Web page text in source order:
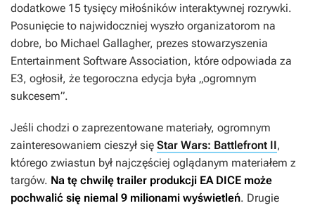
dodatkowe 15 tysięcy miłośników interaktywnej rozrywki.
Posunięcie to najwidoczniej wyszło organizatorom na
dobre, bo Michael Gallagher, prezes stowarzyszenia
Entertainment Software Association, które odpowiada za
E3, ogłosił, że tegoroczna edycja była „ogromnym
sukcesem”.
Jeśli chodzi o zaprezentowane materiały, ogromnym
zainteresowaniem cieszył się Star Wars: Battlefront II,
którego zwiastun był najczęściej oglądanym materiałem z
targów. Na tę chwilę trailer produkcji EA DICE może
pochwalić się niemal 9 milionami wyświetleń. Drugie